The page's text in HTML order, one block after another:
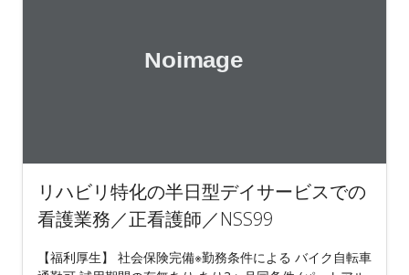
リハビリ特化の半日型デイサービスでの
看護業務／正看護師／NSS99
【福利厚生】 社会保険完備※勤務条件による バイク自転車